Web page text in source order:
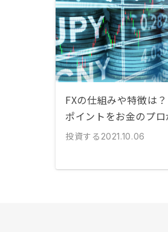
FXの仕組みや特徴は
ポイントをお金のプ
投資する 2021.10.06